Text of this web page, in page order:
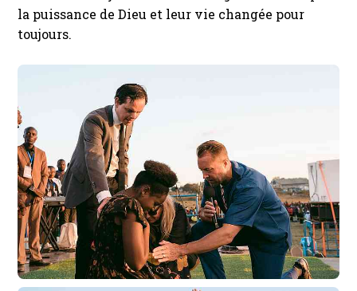
la puissance de Dieu et leur vie changée pour
toujours.